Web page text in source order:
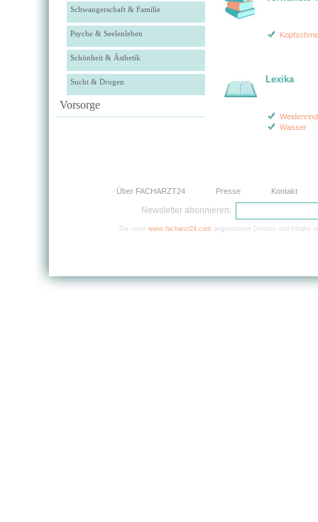
Schwangerschaft & Familie
Psyche & Seelenleben
Schönheit & Ästhetik
Sucht & Drogen
Vorsorge
Lexika
Wasser
Über FACHARZT24 Presse Kontakt
Newsletter abonnieren:
Die unter www.facharzt24.com angebotenen Dienste und Inhalte